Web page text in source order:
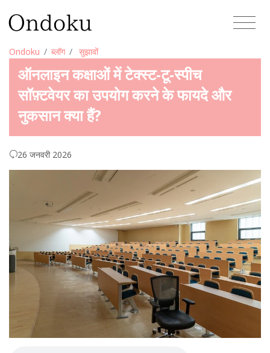
Ondoku ब्लॉग सुझावों
ऑनलाइन कक्षाओं में टेक्स्ट-टू-स्पीच
सॉफ़्टवेयर का उपयोग करने के फायदे और
नुकसान क्या हैं?
26 जनवरी 2026